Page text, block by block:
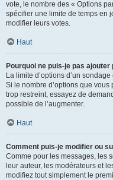
vote, le nombre des « Options
spécifier une limite de temps en
modifier leurs votes.
Haut
Pourquoi ne puis-je pas ajouter
La limite d’options d’un
Si le nombre d’options que
trop restreint, essayez de
possible de l’augmenter.
Haut
Comment puis-je modifier ou
Comme pour les messages, les
leur auteur, les modérateurs et
modifiez tout simplement le